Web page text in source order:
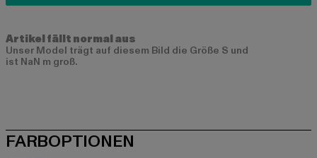
Artikel fällt normal aus
Unser Model trägt auf diesem Bild die Größe S und
ist NaN m groß.
FARBOPTIONEN